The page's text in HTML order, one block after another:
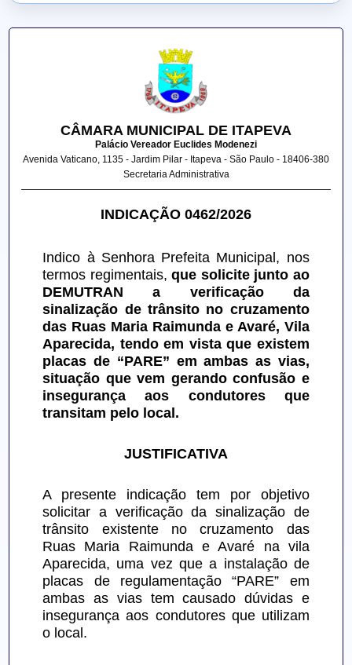
CÂMARA MUNICIPAL DE ITAPEVA
Palácio Vereador Euclides Modenezi
Avenida Vaticano, 1135 - Jardim Pilar - Itapeva - São Paulo - 18406-380
Secretaria Administrativa
INDICAÇÃO 0462/2026
Indico à Senhora Prefeita Municipal, nos
termos regimentais, que solicite junto ao
DEMUTRAN a verificação da
sinalização de trânsito no cruzamento
das Ruas Maria Raimunda e Avaré, Vila
Aparecida, tendo em vista que existem
placas de “PARE” em ambas as vias,
situação que vem gerando confusão e
insegurança aos condutores que
transitam pelo local.
JUSTIFICATIVA
A presente indicação tem por objetivo
solicitar a verificação da sinalização de
trânsito existente no cruzamento das
Ruas Maria Raimunda e Avaré na vila
Aparecida, uma vez que a instalação de
placas de regulamentação “PARE” em
ambas as vias tem causado dúvidas e
insegurança aos condutores que utilizam
o local.